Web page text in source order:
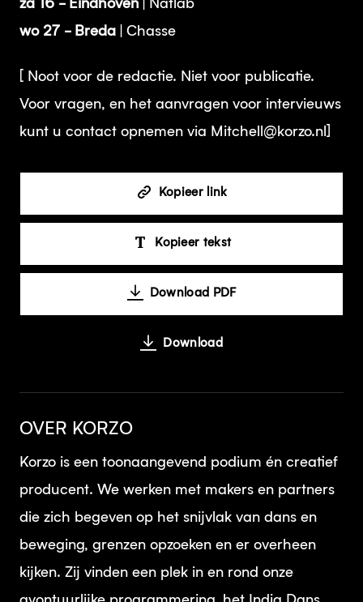
za 16 - Eindhoven | Natlab
wo 27 - Breda | Chasse
[ Noot voor de redactie. Niet voor publicatie.
Voor vragen, en het aanvragen voor intervieuws
kunt u contact opnemen via Mitchell@korzo.nl]
Kopieer link
Kopieer tekst
Download PDF
Download
OVER KORZO
Korzo is een toonaangevend podium én creatief
producent. We werken met makers en partners
die zich begeven op het snijvlak van dans en
beweging, grenzen opzoeken en er overheen
kijken. Zij vinden een plek in en rond onze